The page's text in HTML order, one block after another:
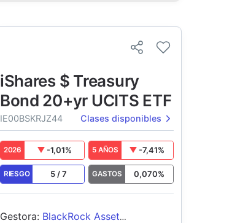
iShares $ Treasury
Bond 20+yr UCITS ETF
IE00BSKRJZ44 Clases disponibles
2026 -1,01% 5 AÑOS -7,41%
RIESGO 5/7 GASTOS 0,070%
Gestora: BlackRock Asset